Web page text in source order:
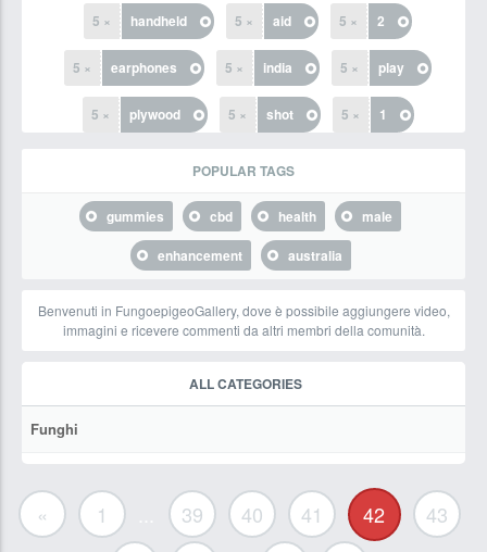
5 × handheld 5 × aid 5 × 2
5 × earphones 5 × india 5 × play
5 × plywood 5 × shot 5 × 1
POPULAR TAGS
gummies cbd health
male
enhancement
australia
Benvenuti in FungoepigeoGallery, dove è possibile aggiungere video,
immagini e ricevere commenti da altri membri della comunità.
ALL CATEGORIES
Funghi
« 1 39 40 41 42
43